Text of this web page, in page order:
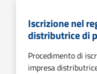
Iscrizione nel
distributrice di
Procedimento di
impresa